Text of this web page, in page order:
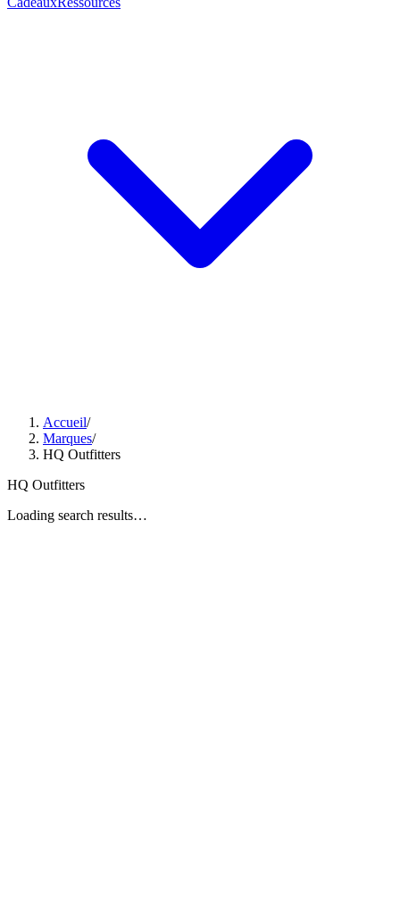
Accueil/
Marques/
HQ Outfitters
HQ Outfitters
Loading search results…